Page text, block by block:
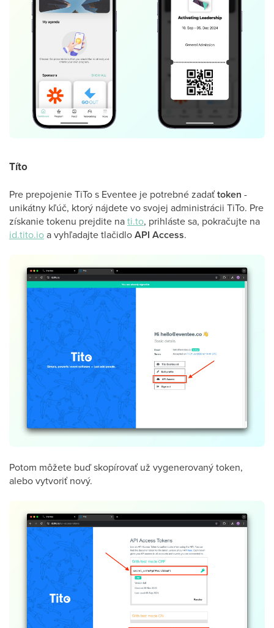
Títo
Pre prepojenie TiTo s Eventee je potrebné zadaťtoken -
unikátny kľúč, ktorý nájdete vo svojej administrácii TiTo. Pre
získanie tokenu prejdite nati.to, prihláste sa, pokračujte na
id.tito.ioa vyhľadajte tlačidloAPI Access.
Potom môžete buď skopírovať už vygenerovaný token,
alebo vytvoriť nový.